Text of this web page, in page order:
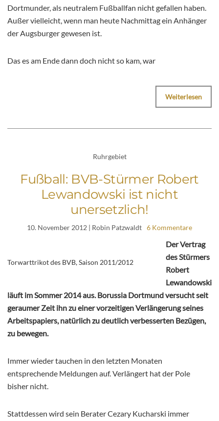
Dortmunder, als neutralem Fußballfan nicht gefallen haben.
Außer vielleicht, wenn man heute Nachmittag ein Anhänger
der Augsburger gewesen ist.
Das es am Ende dann doch nicht so kam, war
Weiterlesen
Ruhrgebiet
Fußball: BVB-Stürmer Robert
Lewandowski ist nicht
unersetzlich!
10. November 2012 | Robin Patzwaldt 6 Kommentare
Torwarttrikot des BVB, Saison 2011/2012
Der Vertrag
des Stürmers
Robert
Lewandowski
läuft im Sommer 2014 aus. Borussia Dortmund versucht seit
geraumer Zeit ihn zu einer vorzeitigen Verlängerung seines
Arbeitspapiers, natürlich zu deutlich verbesserten Bezügen,
zu bewegen.
Immer wieder tauchen in den letzten Monaten
entsprechende Meldungen auf. Verlängert hat der Pole
bisher nicht.
Stattdessen wird sein Berater Cezary Kucharski immer